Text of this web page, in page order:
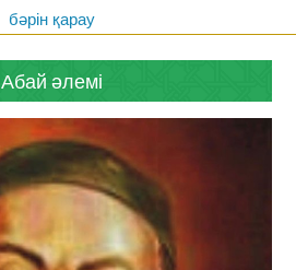
бәрін қарау
Абай әлемі